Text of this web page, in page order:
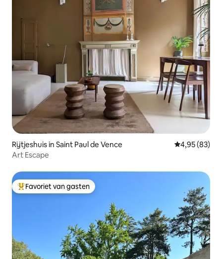
Rijtjeshuis in Saint Paul de Vence Gemiddelde
4,95 (83)
Art Escape
Topfavoriet van gasten
Favoriet van gasten